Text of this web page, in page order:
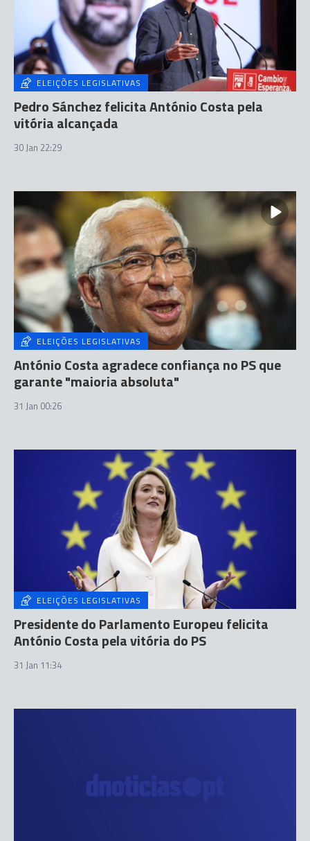
ELEIÇÕES LEGISLATIVAS
Pedro Sánchez felicita António Costa pela
vitória alcançada
30 Jan 22:29
ELEIÇÕES LEGISLATIVAS
António Costa agradece confiança no PS que
garante "maioria absoluta"
31 Jan 00:26
ELEIÇÕES LEGISLATIVAS
Presidente do Parlamento Europeu felicita
António Costa pela vitória do PS
31 Jan 11:34